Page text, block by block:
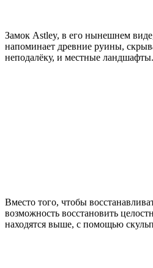
Замок Astley, в его нынешнем
напоминает древние руины,
неподалёку, и местные ландшафты.
Вместо того, чтобы
возможность восстановить
находятся выше, с помощью